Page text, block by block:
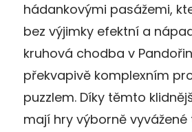
hádankovými pasážemi,
bez výjimky efektní a
kruhová chodba v
překvapivě komplexním
puzzlem. Díky těmto
mají hry výborně